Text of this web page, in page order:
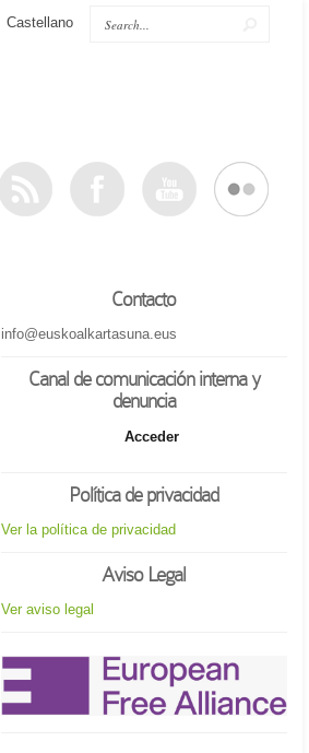
Castellano
Contacto
info@euskoalkartasuna.eus
Canal de comunicación interna y
denuncia
Acceder
Política de privacidad
Ver la política de privacidad
Aviso Legal
Ver aviso legal